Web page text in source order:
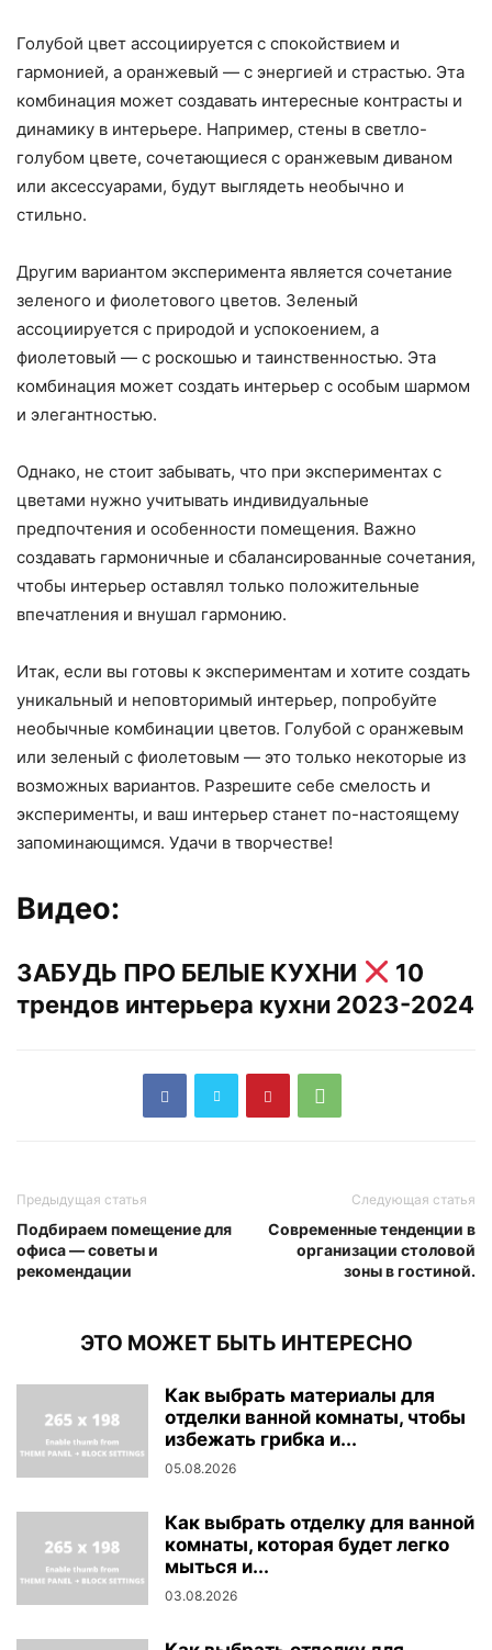
Голубой цвет ассоциируется с спокойствием и
гармонией, а оранжевый — с энергией и страстью. Эта
комбинация может создавать интересные контрасты и
динамику в интерьере. Например, стены в светло-
голубом цвете, сочетающиеся с оранжевым диваном
или аксессуарами, будут выглядеть необычно и
стильно.
Другим вариантом эксперимента является сочетание
зеленого и фиолетового цветов. Зеленый
ассоциируется с природой и успокоением, а
фиолетовый — с роскошью и таинственностью. Эта
комбинация может создать интерьер с особым шармом
и элегантностью.
Однако, не стоит забывать, что при экспериментах с
цветами нужно учитывать индивидуальные
предпочтения и особенности помещения. Важно
создавать гармоничные и сбалансированные сочетания,
чтобы интерьер оставлял только положительные
впечатления и внушал гармонию.
Итак, если вы готовы к экспериментам и хотите создать
уникальный и неповторимый интерьер, попробуйте
необычные комбинации цветов. Голубой с оранжевым
или зеленый с фиолетовым — это только некоторые из
возможных вариантов. Разрешите себе смелость и
эксперименты, и ваш интерьер станет по-настоящему
запоминающимся. Удачи в творчестве!
Видео:
ЗАБУДЬ ПРО БЕЛЫЕ КУХНИ
10
трендов интерьера кухни 2023-2024
Предыдущая статья
Подбираем помещение для
офиса — советы и
рекомендации
Следующая статья
Современные тенденции в
организации столовой
зоны в гостиной.
ЭТО МОЖЕТ БЫТЬ ИНТЕРЕСНО
Как выбрать материалы для
отделки ванной комнаты, чтобы
избежать грибка и...
05.08.2026
Как выбрать отделку для ванной
комнаты, которая будет легко
мыться и...
03.08.2026